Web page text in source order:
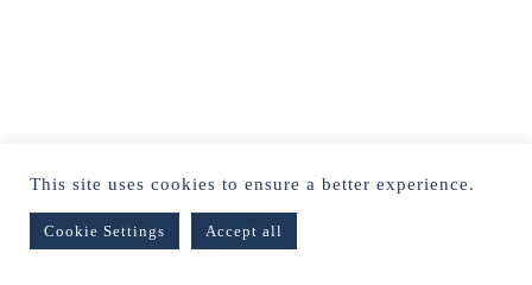
This site uses cookies to ensure a better experience.
Cookie Settings Accept all